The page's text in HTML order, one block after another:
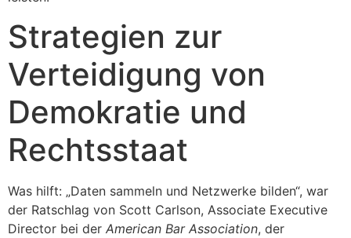
Strategien zur
Verteidigung von
Demokratie und
Rechtsstaat
Was hilft: „Daten sammeln und Netzwerke bilden“, war
der Ratschlag von Scott Carlson, Associate Executive
Director bei der American Bar Association, der